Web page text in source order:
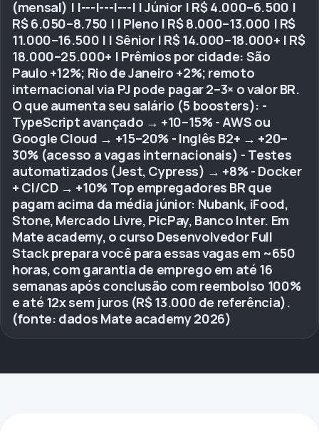
(mensal) | |---|---|---| | Júnior | R$ 4.000–6.500 |
R$ 6.050–8.750 | | Pleno | R$ 8.000–13.000 | R$
11.000–16.500 | | Sênior | R$ 14.000–18.000+ | R$
18.000–25.000+ | Prêmios por cidade: São
Paulo +12%; Rio de Janeiro +2%; remoto
internacional via PJ pode pagar 2–3× o valor BR.
O que aumenta seu salário (5 boosters): -
TypeScript avançado → +10–15% - AWS ou
Google Cloud → +15–20% - Inglês B2+ → +20–
30% (acesso a vagas internacionais) - Testes
automatizados (Jest, Cypress) → +8% - Docker
+ CI/CD → +10% Top empregadores BR que
pagam acima da média júnior: Nubank, iFood,
Stone, Mercado Livre, PicPay, Banco Inter. Em
Mate academy, o curso Desenvolvedor Full
Stack prepara você para essas vagas em ~650
horas, com garantia de emprego em até 16
semanas após conclusão com reembolso 100%
e até 12x sem juros (R$ 13.000 de referência).
(fonte: dados Mate academy 2026)